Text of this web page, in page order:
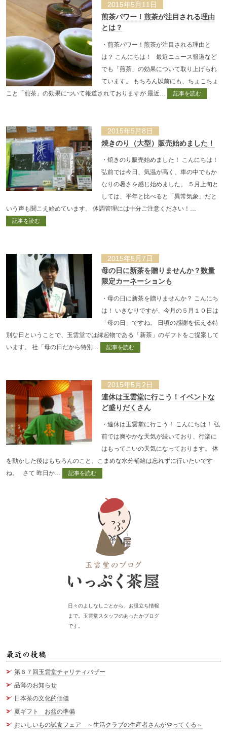
2015年5月11日
煎茶パワー！煎茶が注目される理由
とは？
・煎茶パワー！煎茶が注目される理由と
は？ こんにちは！ 最近ニュース報道など
でも「煎茶」の効果について取り上げられ
ています。 もちろん以前にも、ちょこちょ
こと「煎茶」の効果について報道されておりますが 最近…
記事を読む
2015年5月8日
焼きのり（大型）販売始めました！
・焼きのり販売始めました！ こんにちは！
弘前では今日、気温が高く、車の中でもか
なりの暑さを感じ始めました。 ５月上旬と
しては、平年と比べると「異常気象」だと
いう声も聞こえ始めています。 体調管理には十分ご注意ください！…
記事を読む
2015年5月7日
母の日に新茶を贈りませんか？数量
限定カーネーションも
・母の日に新茶を贈りませんか？ こんにち
は！ いきなりですが、今月の５月１０日は
「母の日」ですね。 日頃の感謝を伝える特
別な日ということで、玉雲堂では縁起物である「新茶」のギフトをご提案して
います。 社「母の日だから特別…
記事を読む
2015年5月2日
連休は玉雲堂に行こう！イベントな
ど盛りだくさん
・連休は玉雲堂に行こう！ こんにちは！ 弘
前では爽やかな天気が続いており、行楽に
はもってこいの天気になっております。 体
を動かした後はもちろんのこと、こまめな水分補給は忘れずに行いたいです
ね。 さて 昨日か…
記事を読む
日々のよしなしごとから、お役立ち情報
まで。玉雲堂スタッフのあったかブログ
です。
第６７回玉雲堂チャリティバザー
品薄のお知らせ
日本茶の文化的価値
夏ギフト お盆の準備
おいしいもの試食フェア ～生活クラブの生産者さんがやってくる～